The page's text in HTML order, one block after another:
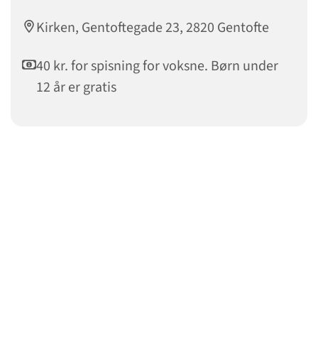
Kirken, Gentoftegade 23, 2820 Gentofte
40 kr. for spisning for voksne. Børn under
12 år er gratis